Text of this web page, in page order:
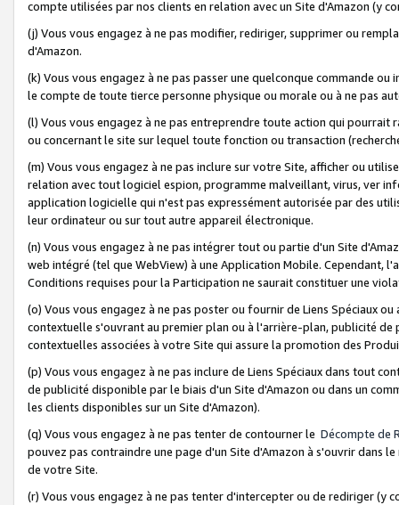
compte utilisées par nos clients en relation avec un Site d'Amazon (y
(j) Vous vous engagez à ne pas modifier, rediriger, supprimer ou
d'Amazon.
(k) Vous vous engagez à ne pas passer une quelconque commande
le compte de toute tierce personne physique ou morale ou à ne pas
(l) Vous vous engagez à ne pas entreprendre toute action qui
ou concernant le site sur lequel toute fonction ou transaction
(m) Vous vous engagez à ne pas inclure sur votre Site, afficher ou
relation avec tout logiciel espion, programme malveillant, virus, ver
application logicielle qui n'est pas expressément autorisée par des
leur ordinateur ou sur tout autre appareil électronique.
(n) Vous vous engagez à ne pas intégrer tout ou partie d'un Site
web intégré (tel que WebView) à une Application Mobile. Cependant,
Conditions requises pour la Participation ne saurait constituer une
(o) Vous vous engagez à ne pas poster ou fournir de Liens Spéciaux
contextuelle s'ouvrant au premier plan ou à l'arrière-plan, publicité
contextuelles associées à votre Site qui assure la promotion des
(p) Vous vous engagez à ne pas inclure de Liens Spéciaux dans tout
de publicité disponible par le biais d'un Site d'Amazon ou dans un
les clients disponibles sur un Site d'Amazon).
(q) Vous vous engagez à ne pas tenter de contourner le Décompte de
pouvez pas contraindre une page d'un Site d'Amazon à s'ouvrir dans
de votre Site.
(r) Vous vous engagez à ne pas tenter d'intercepter ou de rediriger